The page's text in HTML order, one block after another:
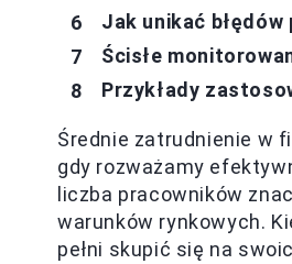
Jak unikać
Ścisłe
Przykłady
Średnie zatrudnienie w
gdy rozważamy
liczba pracowników
warunków rynkowych.
pełni skupić się na